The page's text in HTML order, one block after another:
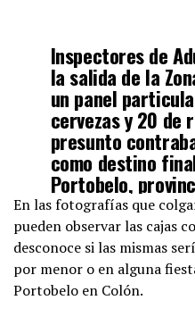
Inspectores de
la salida de la
un panel
cervezas y 20 de
presunto
como destino
Portobelo,
pic.twitter.com/
— aduanaspanama
En las fotografías que
pueden observar las cajas
desconoce si las mismas
por menor o en alguna
Portobelo en Colón.